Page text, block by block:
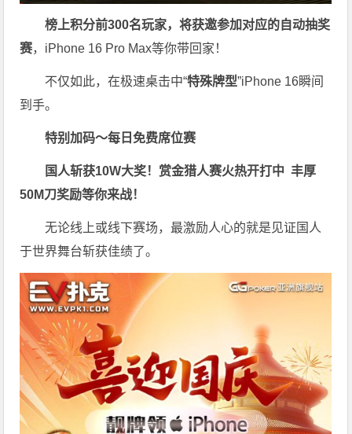
榜上积分前300名玩家，将获邀参加对应的自动抽奖
赛，iPhone 16 Pro Max等你带回家！
不仅如此，在极速桌击中“特殊牌型”iPhone 16瞬间
到手。
特别加码～每日免费席位赛
国人斩获10W大奖！ 赏金猎人赛火热开打中 丰厚
50M刀奖励等你来战！
无论线上或线下赛场，最激励人心的就是见证国人
于世界舞台斩获佳绩了。